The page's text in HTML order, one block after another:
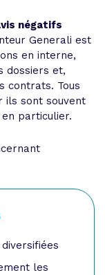
négatifs
Generali est
en interne,
dossiers et,
contrats. Tous
ils sont souvent
en particulier.
les